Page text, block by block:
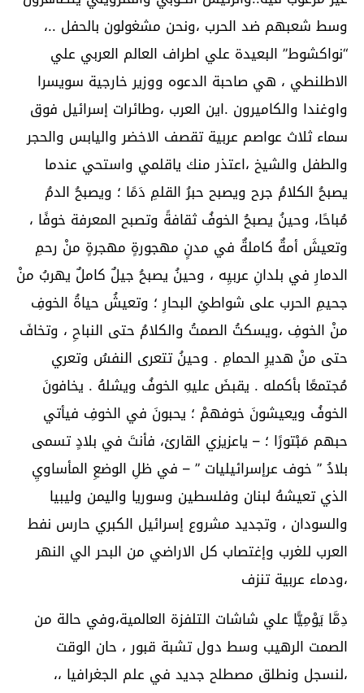
وسط شعبهم ضد الحرب ،ونحن مشغولون بالحفل ..،
“نواكشوط” البعيدة علي اطراف العالم العربي علي
الاطلنطي ، هي صاحبة الدعوه ووزير خارجية سويسرا
واوغندا والكاميرون .اين العرب ،وطائرات إسرائيل فوق
سماء ثلاث عواصم عربية تقصف الاخضر واليابس والحجر
والطفل والشيخ ،اعتذر منك ياقلمي واستحي عندما
يصبحُ الكلامُ جرح ويصبح حبرُ القلمِ دَمًا ؛ ويصبحُ الدمُ
مُباحًا، وحينُ يصبحُ الخوفُ ثقافةً وتصبح المعرفة خوفًا ،
وتعيشَ أمةٌ كاملةٌ في مدنٍ مهجورةٍ مهجرةٍ منْ رحمِ
الدمارِ في بلدانِ عربيِه ، وحينُ يصبحُ جيلٌ كاملٌ يهربُ منْ
جحيمِ الحرب على شواطئِ البحارِ ؛ وتعيشُ حياةُ الخوفِ
منْ الخوفِ ،ويسكتُ الصمتُ والكلامُ حتى النباحِ ، وتخافَ
حتى منْ هديرِ الحمامِ . وحينُ تتعرى النفسُ وتعري
مُجتمعًا بأكمله . يقبضَ عليهِ الخوفُ ويشلهُ . يخافونَ
الخوفُ ويعيشونَ خوفهمْ ؛ يحبونَ في الخوفِ فيأتي
حبهم مَبْتورًا ؛ – ياعزيزي القارئ، فأنتَ في بلادٍ تسمى
بلادُ ” خوف عرإسرائيليات ” – في ظلِ الوضعِ المأساويِ
الذي تعيشهُ لبنان وفلسطين وسوريا واليمن وليبيا
والسودان ، وتجديد مشروع إسرائيل الكبري حارس نفط
العرب للغرب وإغتصاب كل الاراضي من البحر الي النهر
،ودماء عربية تنزف
دِمَّا يَوْمِيًّا علي شاشات التلفزة العالمية،وفي حالة من
الصمت الرهيب وسط دول تشبة قبور ، حان الوقت
،لنسجل ونطلق مصطلح جديد في علم الجغرافيا ،،